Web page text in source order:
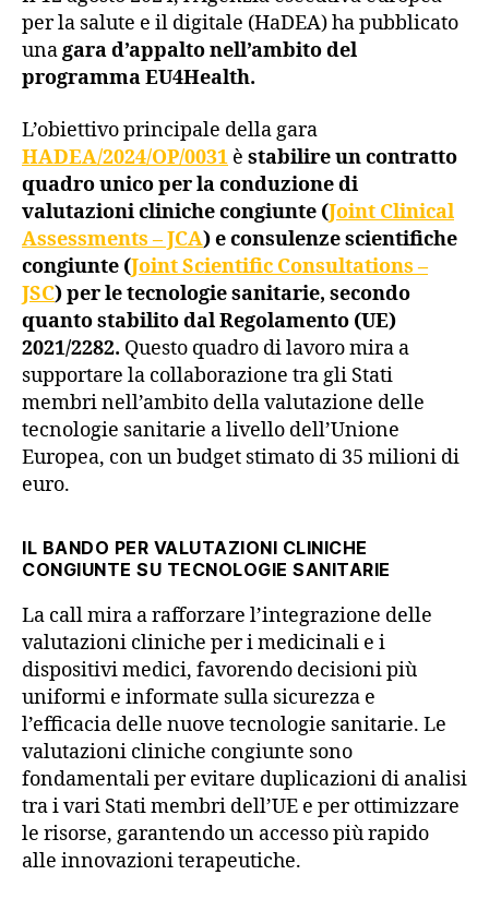
per la salute e il digitale (HaDEA) ha pubblicato
unagara d’appalto nell’ambito del
programma EU4Health.
L’obiettivo principale della gara
HADEA/2024/OP/0031 è stabilire un contratto
quadro unico per la conduzione di
valutazioni cliniche congiunte (Joint Clinical
Assessments – JCA) e consulenze scientifiche
congiunte (Joint Scientific Consultations –
JSC) per le tecnologie sanitarie, secondo
quanto stabilito dal Regolamento (UE)
2021/2282. Questo quadro di lavoro mira a
supportare la collaborazione tra gli Stati
membri nell’ambito della valutazione delle
tecnologie sanitarie a livello dell’Unione
Europea, con un budget stimato di 35 milioni di
euro.
IL BANDO PER VALUTAZIONI CLINICHE
CONGIUNTE SU TECNOLOGIE SANITARIE
La call mira a rafforzare l’integrazione delle
valutazioni cliniche per i medicinali e i
dispositivi medici, favorendo decisioni più
uniformi e informate sulla sicurezza e
l’efficacia delle nuove tecnologie sanitarie. Le
valutazioni cliniche congiunte sono
fondamentali per evitare duplicazioni di analisi
tra i vari Stati membri dell’UE e per ottimizzare
le risorse, garantendo un accesso più rapido
alle innovazioni terapeutiche.